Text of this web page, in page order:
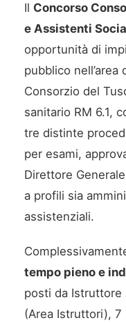
Il Concorso
e Assistenti
opportunità di
pubblico nell’area
Consorzio del
sanitario RM 6.1,
tre distinte
per esami,
Direttore
a profili sia
assistenziali.
tempo pieno e
posti da Istruttore
(Area Istruttori), 7